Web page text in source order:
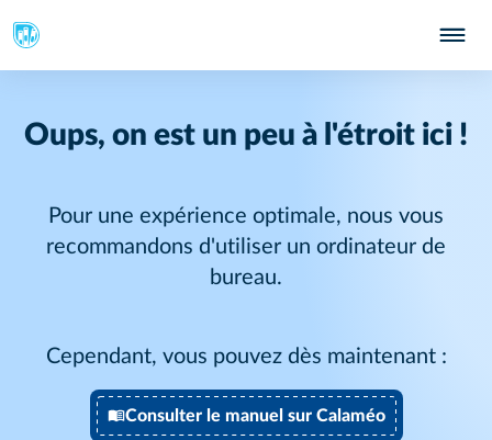
Oups, on est un peu à l'étroit ici !
Pour une expérience optimale, nous vous
recommandons d'utiliser un ordinateur de
bureau.
Cependant, vous pouvez dès maintenant :
Consulter le manuel sur Calaméo